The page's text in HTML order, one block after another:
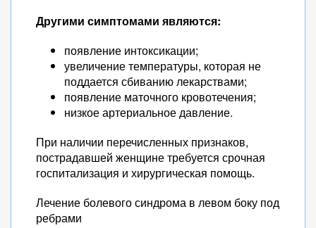
Другими симптомами являются:
появление интоксикации;
увеличение температуры, которая не
поддается сбиванию лекарствами;
появление маточного кровотечения;
низкое артериальное давление.
При наличии перечисленных признаков,
пострадавшей женщине требуется срочная
госпитализация и хирургическая помощь.
Лечение болевого синдрома в левом боку под
ребрами